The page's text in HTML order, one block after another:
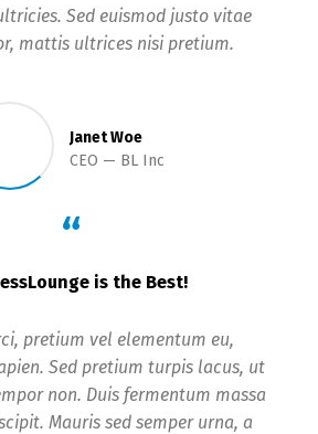
Sed euismod justo vitae
mattis ultrices nisi pretium.
Janet Woe
CEO
BL Inc
“
is the Best!
pretium vel elementum eu,
Sed pretium turpis lacus, ut
non. Duis fermentum massa
Mauris sed semper urna, a